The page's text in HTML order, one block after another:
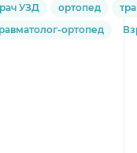
УЗД ортопед
ортопед